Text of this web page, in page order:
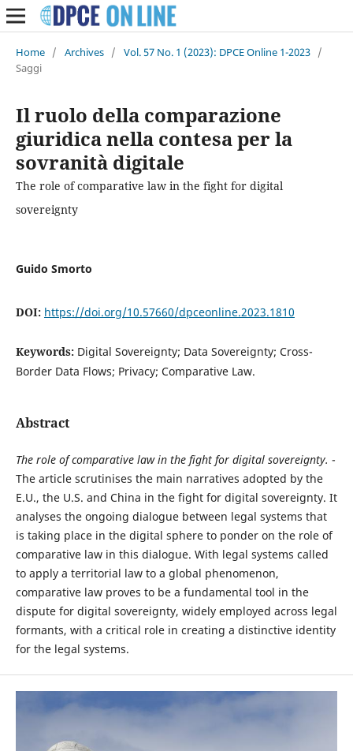
Home / Archives / Vol. 57 No. 1 (2023): DPCE Online 1-2023 /
Saggi
Il ruolo della comparazione
giuridica nella contesa per la
sovranità digitale
The role of comparative law in the fight for digital
sovereignty
Guido Smorto
DOI: https://doi.org/10.57660/dpceonline.2023.1810
Keywords: Digital Sovereignty; Data Sovereignty; Cross-
Border Data Flows; Privacy; Comparative Law.
Abstract
The role of comparative law in the fight for digital sovereignty. -
The article scrutinises the main narratives adopted by the
E.U., the U.S. and China in the fight for digital sovereignty. It
analyses the ongoing dialogue between legal systems that
is taking place in the digital sphere to ponder on the role of
comparative law in this dialogue. With legal systems called
to apply a territorial law to a global phenomenon,
comparative law proves to be a fundamental tool in the
dispute for digital sovereignty, widely employed across legal
formants, with a critical role in creating a distinctive identity
for the legal systems.